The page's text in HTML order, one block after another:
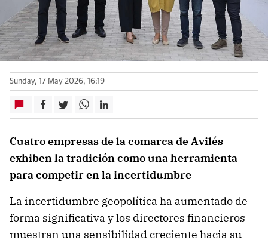
Sunday, 17 May 2026, 16:19
Cuatro empresas de la comarca de Avilés
exhiben la tradición como una herramienta
para competir en la incertidumbre
La incertidumbre geopolítica ha aumentado de
forma significativa y los directores financieros
muestran una sensibilidad creciente hacia su